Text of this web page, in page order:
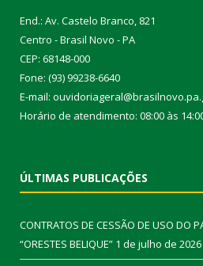
End.: Av. Castelo Branco, 821
Centro - Brasil Novo - PA
CEP: 68148-000
Fone: (93) 99238-6640
E-mail:
Horário de atendimento: 08:00 às
ÚLTIMAS PUBLICAÇÕES
CONTRATOS DE CESSÃO DE USO DO
“ORESTES BELIQUE” 1 de julho de 2026